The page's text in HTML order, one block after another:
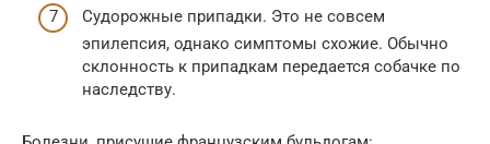
Судорожные припадки. Это не совсем
эпилепсия, однако симптомы схожие. Обычно
склонность к припадкам передается собачке по
наследству.